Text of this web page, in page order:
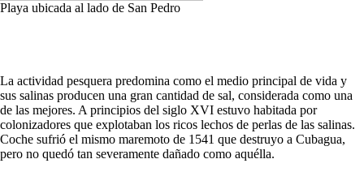
Playa ubicada al lado de San Pedro
La actividad pesquera predomina como el medio principal de vida y
sus salinas producen una gran cantidad de sal, considerada como una
de las mejores. A principios del siglo XVI estuvo habitada por
colonizadores que explotaban los ricos lechos de perlas de las salinas.
Coche sufrió el mismo maremoto de 1541 que destruyo a Cubagua,
pero no quedó tan severamente dañado como aquélla.